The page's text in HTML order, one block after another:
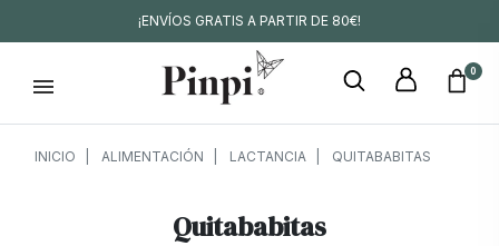
¡ENVÍOS GRATIS A PARTIR DE 80€!
0
INICIO ALIMENTACIÓN LACTANCIA QUITABABITAS
Quitababitas